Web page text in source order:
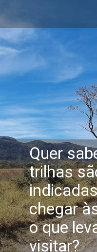
Quer
trilhas
chegar
o que
visitar?